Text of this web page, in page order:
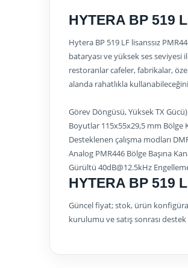
HYTERA BP 519
Hytera BP 519 LF lisanssız
bataryası ve yüksek ses seviyesi
restoranlar cafeler, fabrikalar,
alanda rahatlıkla
Görev Döngüsü, Yüksek TX
Boyutlar 115x55x29,5 mm Bölge
Desteklenen çalışma modları
Analog PMR446 Bölge Başına
Gürültü 40dB@12.5kHz
HYTERA BP 519
Güncel fiyat; stok, ürün
kurulumu ve satış sonrası